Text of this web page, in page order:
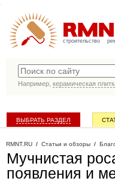
строительство
Например, керамическая
ВЫБРАТЬ РАЗДЕЛ
RMNT.RU / Статьи и обзоры /
Мучнистая
появления и